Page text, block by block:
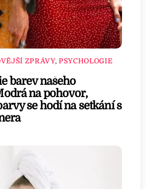
ZPRÁVY, PSYCHOLOGIE
barev našeho
na pohovor,
se hodí na setkání s